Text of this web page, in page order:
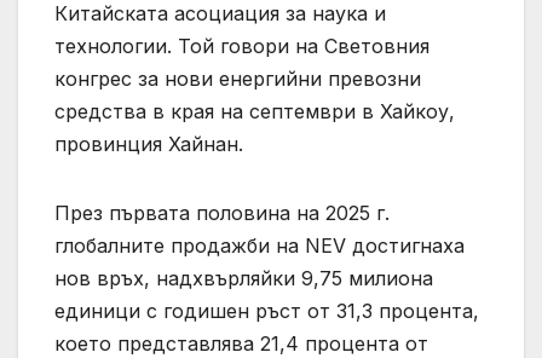
Китайската асоциация за наука и
технологии. Той говори на Световния
конгрес за нови енергийни превозни
средства в края на септември в Хайкоу,
провинция Хайнан.
През първата половина на 2025 г.
глобалните продажби на NEV достигнаха
нов връх, надхвърляйки 9,75 милиона
единици с годишен ръст от 31,3 процента,
което представлява 21,4 процента от